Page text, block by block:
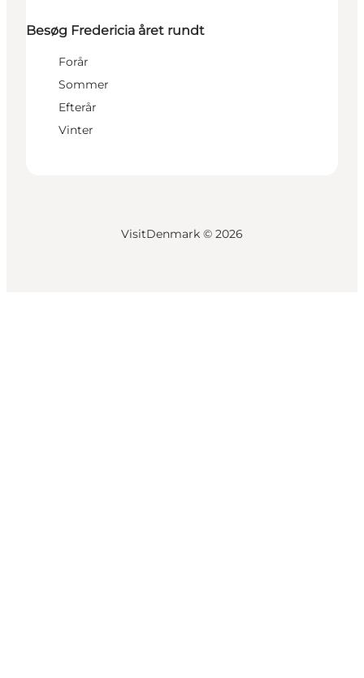
Besøg Fredericia året rundt
Forår
Sommer
Efterår
Vinter
VisitDenmark © 2026